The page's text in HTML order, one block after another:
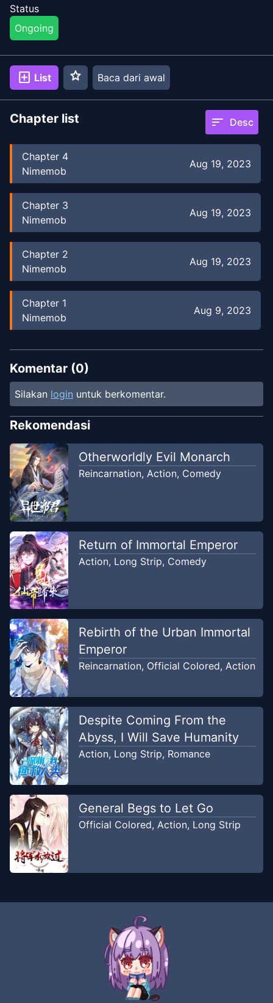
Status
Ongoing
add_box List star Baca dari awal
Chapter list sort Desc
Chapter 4
Nimemob
Aug 19, 2023
Chapter 3
Nimemob
Aug 19, 2023
Chapter 2
Nimemob
Aug 19, 2023
Chapter 1
Nimemob
Aug 9, 2023
Komentar (0)
Silakan login untuk berkomentar.
Rekomendasi
Otherworldly Evil Monarch
Reincarnation, Action, Comedy
Return of Immortal Emperor
Action, Long Strip, Comedy
Rebirth of the Urban Immortal
Emperor
Reincarnation, Official Colored, Action
Despite Coming From the
Abyss, I Will Save Humanity
Action, Long Strip, Romance
General Begs to Let Go
Official Colored, Action, Long Strip